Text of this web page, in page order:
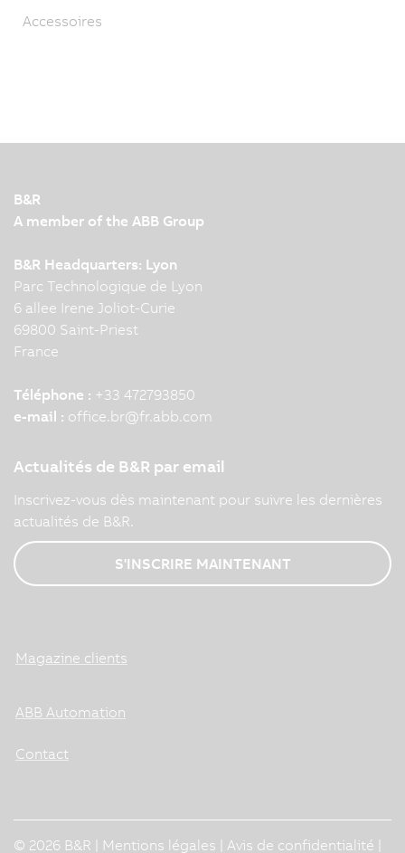
Accessoires
B&R
A member of the ABB Group
B&R Headquarters: Lyon
Parc Technologique de Lyon
6 allee Irene Joliot-Curie
69800 Saint-Priest
France
Téléphone : +33 472793850
e-mail : office.br@fr.abb.com
Actualités de B&R par email
Inscrivez-vous dès maintenant pour suivre les dernières
actualités de B&R.
S'INSCRIRE MAINTENANT
Magazine clients
ABB Automation
Contact
© 2026 B&R | Mentions légales Avis de confidentialité